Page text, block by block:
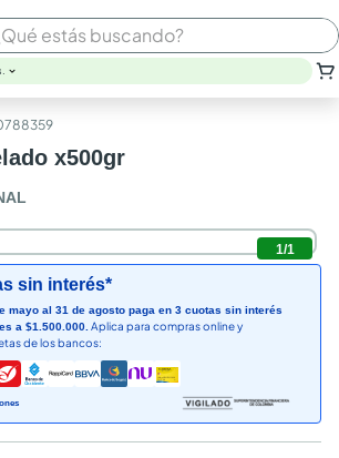
buscando?
x500gr
1/1
sin interés*
mayo al 31 de agosto paga en 3 cuotas sin interés
a $1.500.000. Aplica para compras online y
de los bancos: